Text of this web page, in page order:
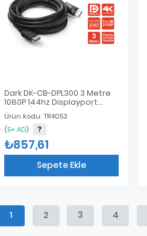
Dark DK-CB-DPL300 3 Metre
1080P 144hz Displayport
Kablo (2160p Altın Uçlu)
Ürün kodu: TR4053
(5+ AD)
₺857,61
Sepete Ekle
1 2 3 4